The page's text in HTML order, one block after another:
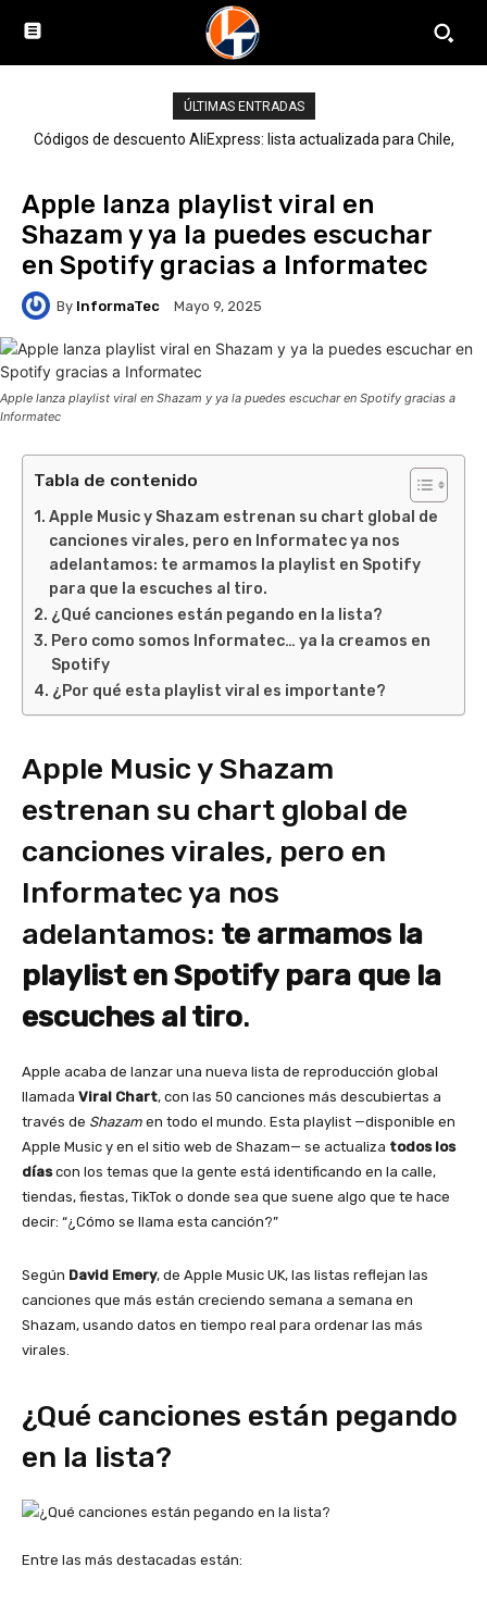
ÚLTIMAS ENTRADAS
Códigos de descuento AliExpress: lista actualizada para Chile,
Apple lanza playlist viral en
Shazam y ya la puedes escuchar
en Spotify gracias a Informatec
By InformaTec Mayo 9, 2025
Apple lanza playlist viral en Shazam y ya la puedes escuchar en Spotify gracias a
Informatec
Tabla de contenido
Apple Music y Shazam estrenan su chart global de
canciones virales, pero en Informatec ya nos
adelantamos: te armamos la playlist en Spotify
para que la escuches al tiro.
¿Qué canciones están pegando en la lista?
Pero como somos Informatec… ya la creamos en
Spotify
¿Por qué esta playlist viral es importante?
Apple Music y Shazam
estrenan su chart global de
canciones virales, pero en
Informatec ya nos
adelantamos: te armamos la
playlist en Spotify para que la
escuches al tiro.
Apple acaba de lanzar una nueva lista de reproducción global
llamada Viral Chart, con las 50 canciones más descubiertas a
través de Shazam en todo el mundo. Esta playlist —disponible en
Apple Music y en el sitio web de Shazam— se actualiza todos los
díascon los temas que la gente está identificando en la calle,
tiendas, fiestas, TikTok o donde sea que suene algo que te hace
decir: “¿Cómo se llama esta canción?”
Según David Emery, de Apple Music UK, las listas reflejan las
canciones que más están creciendo semana a semana en
Shazam, usando datos en tiempo real para ordenar las más
virales.
¿Qué canciones están pegando
en la lista?
Entre las más destacadas están: